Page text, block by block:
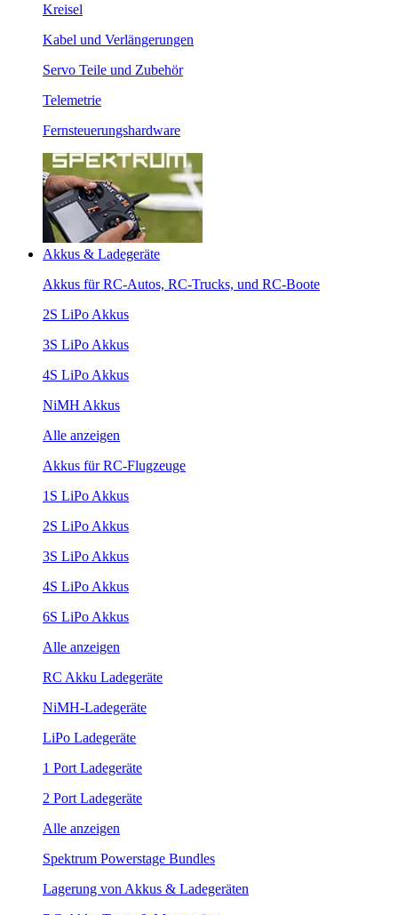
Kreisel
Kabel und Verlängerungen
Servo Teile und Zubehör
Telemetrie
Fernsteuerungshardware
Akkus & Ladegeräte
Akkus für RC-Autos, RC-Trucks, und RC-Boote
2S LiPo Akkus
3S LiPo Akkus
4S LiPo Akkus
NiMH Akkus
Alle anzeigen
Akkus für RC-Flugzeuge
1S LiPo Akkus
2S LiPo Akkus
3S LiPo Akkus
4S LiPo Akkus
6S LiPo Akkus
Alle anzeigen
RC Akku Ladegeräte
NiMH-Ladegeräte
LiPo Ladegeräte
1 Port Ladegeräte
2 Port Ladegeräte
Alle anzeigen
Spektrum Powerstage Bundles
Lagerung von Akkus & Ladegeräten